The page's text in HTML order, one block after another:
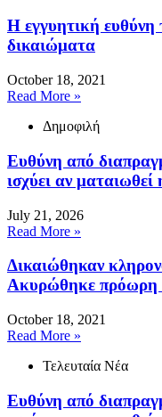
Η εγγυητική ευθύνη
δικαιώματα
October 18, 2021
Read More »
Δημοφιλή
Ευθύνη από
ισχύει αν
July 21, 2026
Read More »
Δικαιώθηκαν
Ακυρώθηκε πρόωρη
October 18, 2021
Read More »
Τελευταία Νέα
Ευθύνη από